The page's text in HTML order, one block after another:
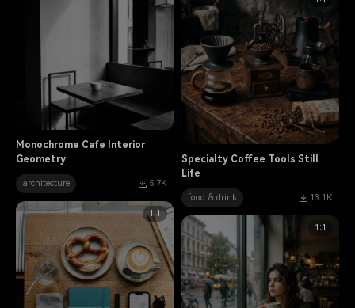
Monochrome Cafe Interior
Geometry
architecture 5.7K
Specialty Coffee Tools Still
Life
food & drink
13.1K
1:1
1:1